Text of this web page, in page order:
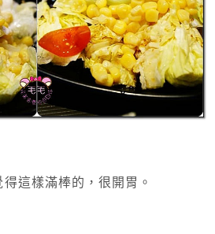
這樣滿棒的，很開胃。